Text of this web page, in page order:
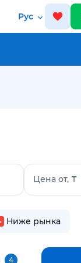
Рус
Цена от, ₸
Ниже рынка
4